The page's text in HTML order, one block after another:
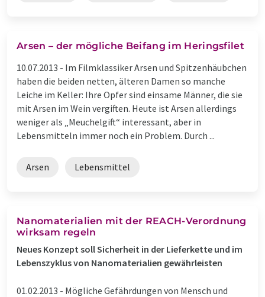
Arsen – der mögliche Beifang im Heringsfilet
10.07.2013 - Im Filmklassiker Arsen und Spitzenhäubchen
haben die beiden netten, älteren Damen so manche
Leiche im Keller: Ihre Opfer sind einsame Männer, die sie
mit Arsen im Wein vergiften. Heute ist Arsen allerdings
weniger als „Meuchelgift“ interessant, aber in
Lebensmitteln immer noch ein Problem. Durch ...
Arsen Lebensmittel
Nanomaterialien mit der REACH-Verordnung
wirksam regeln
Neues Konzept soll Sicherheit in der Lieferkette und im
Lebenszyklus von Nanomaterialien gewährleisten
01.02.2013 - Mögliche Gefährdungen von Mensch und